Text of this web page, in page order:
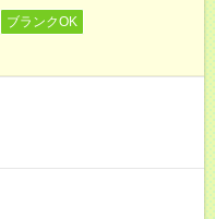
ブランクOK